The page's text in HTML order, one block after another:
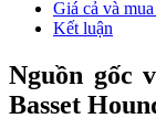
Giá cả và
Kết luận
Nguồn gốc
Basset